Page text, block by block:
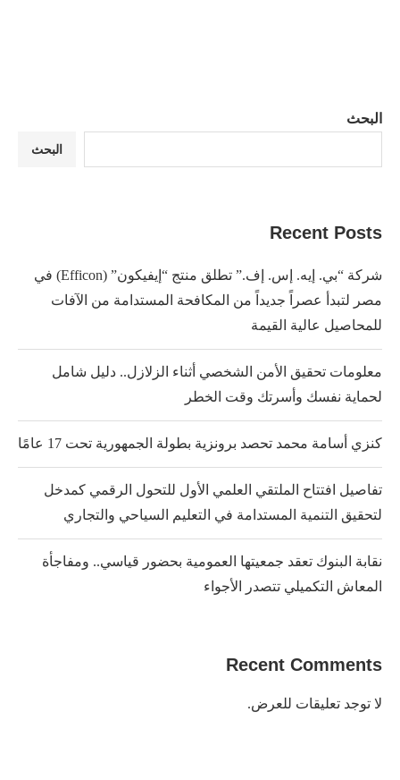
البحث
البحث
Recent Posts
شركة “بي. إيه. إس. إف.” تطلق منتج “إيفيكون” (Efficon) في
مصر لتبدأ عصراً جديداً من المكافحة المستدامة من الآفات
للمحاصيل عالية القيمة
معلومات تحقيق الأمن الشخصي أثناء الزلازل.. دليل شامل
لحماية نفسك وأسرتك وقت الخطر
كنزي أسامة محمد تحصد برونزية بطولة الجمهورية تحت 17 عامًا
تفاصيل افتتاح الملتقي العلمي الأول للتحول الرقمي كمدخل
لتحقيق التنمية المستدامة في التعليم السياحي والتجاري
نقابة البنوك تعقد جمعيتها العمومية بحضور قياسي.. ومفاجأة
المعاش التكميلي تتصدر الأجواء
Recent Comments
لا توجد تعليقات للعرض.